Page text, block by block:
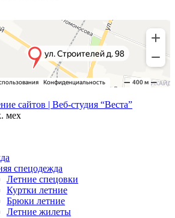
сайтов | Веб-студия “Веста”
мех
спецодежда
Летние спецовки
Куртки летние
Брюки летние
Летние жилеты